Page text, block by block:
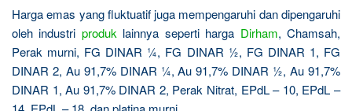
Harga emas yang fluktuatif juga mempengaruhi dan dipengaruhi
oleh industri produklainnya seperti harga Dirham, Chamsah,
Perak murni, FG DINAR ¼, FG DINAR ½, FG DINAR 1, FG
DINAR 2, Au 91,7% DINAR ¼, Au 91,7% DINAR ½, Au 91,7%
DINAR 1, Au 91,7% DINAR 2, Perak Nitrat, EPdL – 10, EPdL –